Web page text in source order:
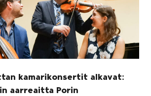
kamarikonsertit alkavat:
aarreaitta Porin